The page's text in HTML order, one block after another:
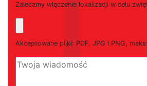
Zalecamy włączenie lokalizacji w celu
Akceptowane pliki: PDF, JPG i PNG,